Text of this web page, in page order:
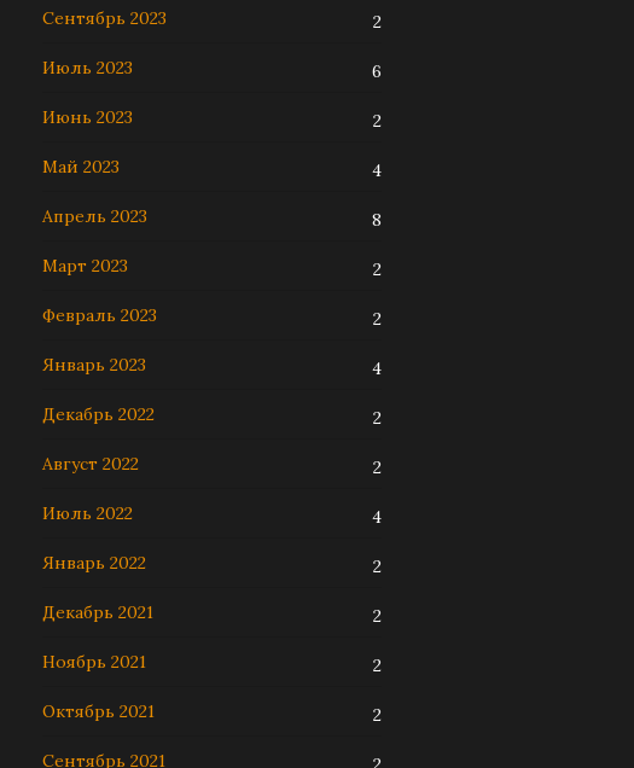
Сентябрь 2023 2
Июль 2023 6
Июнь 2023 2
Май 2023 4
Апрель 2023 8
Март 2023 2
Февраль 2023 2
Январь 2023 4
Декабрь 2022 2
Август 2022 2
Июль 2022 4
Январь 2022 2
Декабрь 2021 2
Ноябрь 2021 2
Октябрь 2021 2
Сентябрь 2021